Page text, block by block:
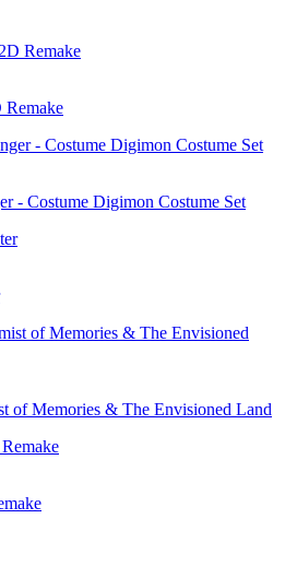
- Costume Digimon Costume Set
of Memories & The Envisioned Land